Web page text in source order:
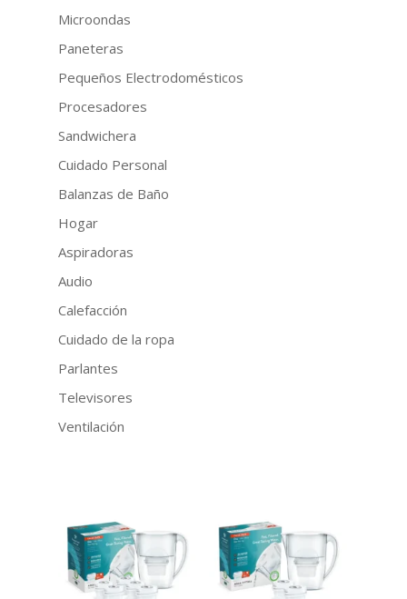
Microondas
Paneteras
Pequeños Electrodomésticos
Procesadores
Sandwichera
Cuidado Personal
Balanzas de Baño
Hogar
Aspiradoras
Audio
Calefacción
Cuidado de la ropa
Parlantes
Televisores
Ventilación